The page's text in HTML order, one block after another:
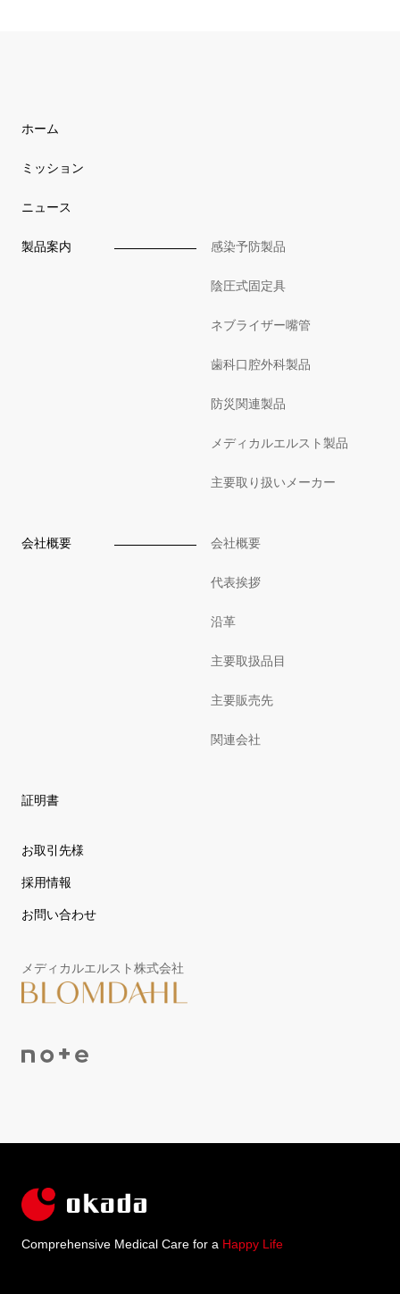
ホーム
ミッション
ニュース
製品案内 感染予防製品
陰圧式固定具
ネブライザー嘴管
歯科口腔外科製品
防災関連製品
メディカルエルスト製品
主要取り扱いメーカー
会社概要 会社概要
代表挨拶
沿革
主要取扱品目
主要販売先
関連会社
証明書
お取引先様
採用情報
お問い合わせ
メディカルエルスト株式会社
Comprehensive Medical Care for a Happy Life